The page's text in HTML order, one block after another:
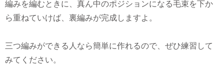
編みを編むときに、真ん中のポジションになる毛束を下か
ら重ねていけば、裏編みが完成しますよ。
三つ編みができる人なら簡単に作れるので、ぜひ練習して
みてください。